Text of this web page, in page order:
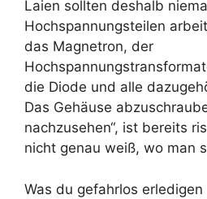
Laien sollten deshalb
Hochspannungsteilen
das Magnetron, der
die Diode und alle
Das Gehäuse
nachzusehen“, ist bereits
nicht genau weiß, wo man
Was du gefahrlos